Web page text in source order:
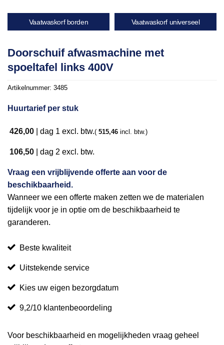
Vaatwaskorf borden Vaatwaskorf universeel
Doorschuif afwasmachine met
spoeltafel links 400V
Artikelnummer: 3485
Huurtarief per stuk
426,00 dag 1 excl. btw.( 515,46 incl. btw.)
106,50 dag 2 excl. btw.
Vraag een vrijblijvende offerte aan voor de
beschikbaarheid.
Wanneer we een offerte maken zetten we de materialen
tijdelijk voor je in optie om de beschikbaarheid te
garanderen.
Beste kwaliteit
Uitstekende service
Kies uw eigen bezorgdatum
9,2/10 klantenbeoordeling
Voor beschikbaarheid en mogelijkheden vraag geheel